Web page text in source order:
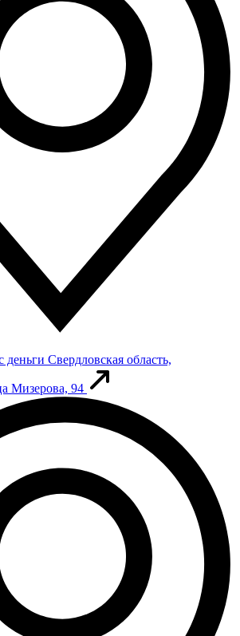
деньги Свердловская область,
Мизерова, 94